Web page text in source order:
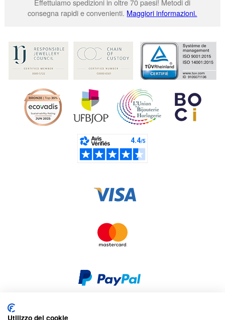
consegna rapidi e convenienti. Maggiori informazioni.
Utilizzo dei cookie